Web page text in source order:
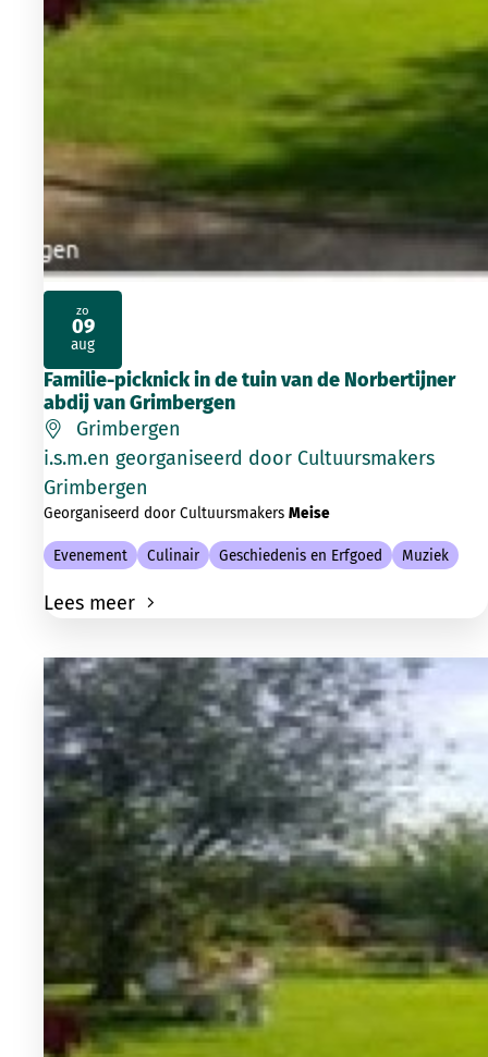
Familie-picknick in de tuin van de Norbertijner
abdij van Grimbergen
Grimbergen
i.s.m.en georganiseerd door Cultuursmakers
Grimbergen
Georganiseerd door Cultuursmakers Meise
Evenement Culinair Geschiedenis en Erfgoed Muziek
Lees meer
zo
09
aug
2026